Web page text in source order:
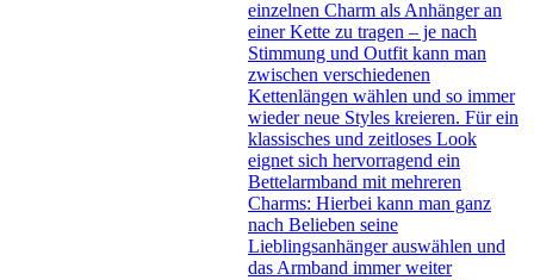
einzelnen Charm als Anhänger an
einer Kette zu tragen – je nach
Stimmung und Outfit kann man
zwischen verschiedenen
Kettenlängen wählen und so immer
wieder neue Styles kreieren. Für ein
klassisches und zeitloses Look
eignet sich hervorragend ein
Bettelarmband mit mehreren
Charms: Hierbei kann man ganz
nach Belieben seine
Lieblingsanhänger auswählen und
das Armband immer weiter